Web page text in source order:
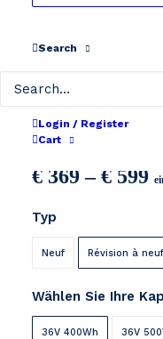
Search
Login / Register
Cart
Phylion
€ 369 –€ 599
€
Typ
Neuf Révision à neuf
Wählen Sie Ihre
36V 400Wh 36V